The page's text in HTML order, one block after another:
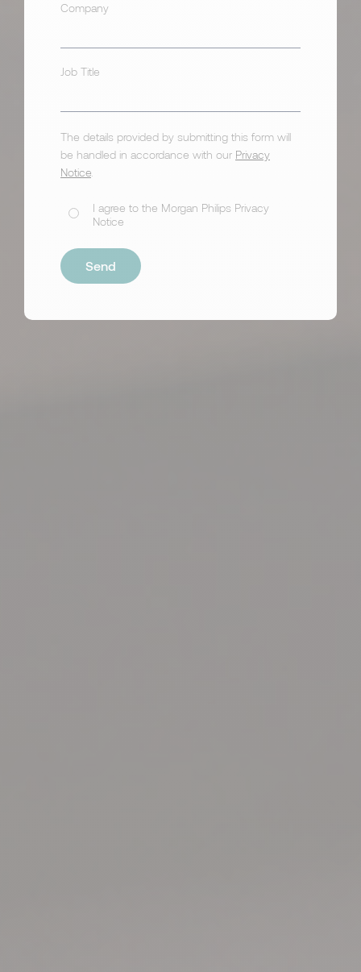
Company
Job Title
The details provided by submitting this form will
be handled in accordance with our Privacy
Notice
I agree to the Morgan Philips Privacy
Notice